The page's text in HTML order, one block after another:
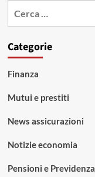
Categorie
Finanza
Mutui e prestiti
News assicurazioni
Notizie economia
Pensioni e Previdenza